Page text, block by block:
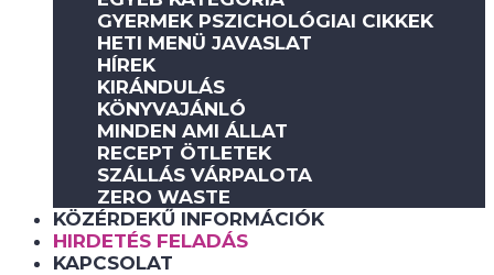
GYERMEK PSZICHOLÓGIAI CIKKEK
HETI MENÜ JAVASLAT
HÍREK
KIRÁNDULÁS
KÖNYVAJÁNLÓ
MINDEN AMI ÁLLAT
RECEPT ÖTLETEK
SZÁLLÁS VÁRPALOTA
ZERO WASTE
KÖZÉRDEKŰ INFORMÁCIÓK
HIRDETÉS FELADÁS
KAPCSOLAT